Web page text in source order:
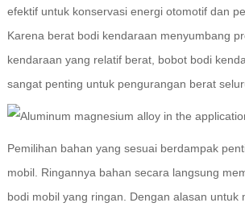
efektif untuk konservasi energi otomotif dan
Karena berat bodi kendaraan menyumbang
kendaraan yang relatif berat, bobot bodi
sangat penting untuk pengurangan berat
Pemilihan bahan yang sesuai berdampak
mobil. Ringannya bahan secara langsung
bodi mobil yang ringan. Dengan alasan untuk